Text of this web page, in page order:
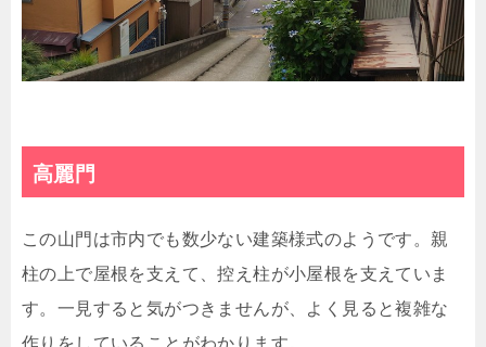
高麗門
この山門は市内でも数少ない建築様式のようです。親
柱の上で屋根を支えて、控え柱が小屋根を支えていま
す。一見すると気がつきませんが、よく見ると複雑な